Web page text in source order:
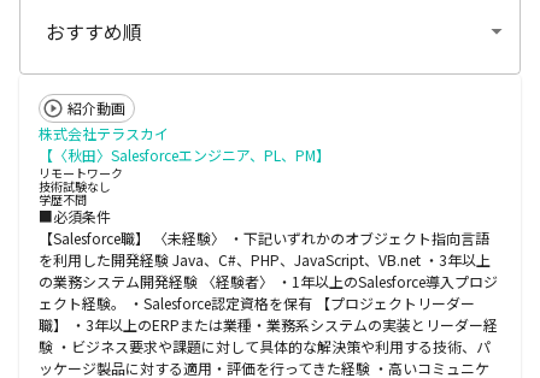
紹介動画
株式会社テラスカイ
【〈秋田〉Salesforceエンジニア、PL、PM】
リモートワーク
技術試験なし
学歴不問
■必須条件
【Salesforce職】 〈未経験〉 ・下記いずれかのオブジェクト指向言語
を利用した開発経験 Java、C#、PHP、JavaScript、VB.net ・3年以上
の業務システム開発経験 〈経験者〉 ・1年以上のSalesforce導入プロジ
ェクト経験。 ・Salesforce認定資格を保有 【プロジェクトリーダー
職】 ・3年以上のERPまたは業種・業務系システムの実装とリーダー経
験 ・ビジネス要求や課題に対して具体的な解決策や利用する技術、パ
ッケージ製品に対する適用・評価を行ってきた経験 ・高いコミュニケ